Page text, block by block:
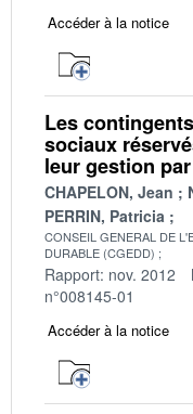
Accéder à la notice
Les
sociaux
leur gestion
CHAPELON, Jean
PERRIN, Patricia
CONSEIL GENERAL DE
DURABLE (CGEDD)
Rapport: nov. 2012
n°008145-01
Accéder à la notice